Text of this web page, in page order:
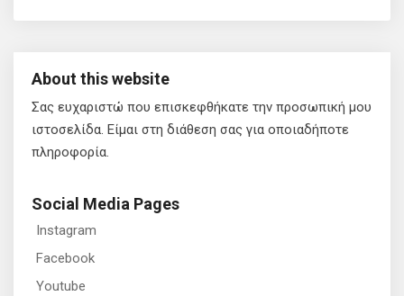
About this website
Σας ευχαριστώ που επισκεφθήκατε την προσωπική μου
ιστοσελίδα. Είμαι στη διάθεση σας για οποιαδήποτε
πληροφορία.
Social Media Pages
Instagram
Facebook
Youtube